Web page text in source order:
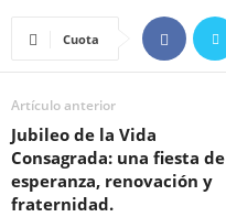
Cuota
Artículo anterior
Jubileo de la Vida
Consagrada: una fiesta de
esperanza, renovación y
fraternidad.